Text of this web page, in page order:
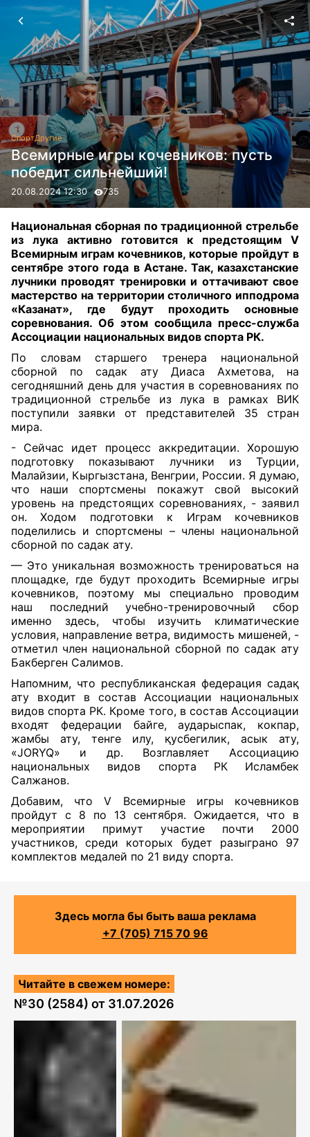
СпортДругие
Всемирные игры кочевников: пусть
победит сильнейший!
20.08.2024 12:30 735
Национальная сборная по традиционной стрельбе
из лука активно готовится к предстоящим V
Всемирным играм кочевников, которые пройдут в
сентябре этого года в Астане. Так, казахстанские
лучники проводят тренировки и оттачивают свое
мастерство на территории столичного ипподрома
«Казанат», где будут проходить основные
соревнования. Об этом сообщила пресс-служба
Ассоциации национальных видов спорта РК.
По словам старшего тренера национальной
сборной по садак ату Диаса Ахметова, на
сегодняшний день для участия в соревнованиях по
традиционной стрельбе из лука в рамках ВИК
поступили заявки от представителей 35 стран
мира.
- Сейчас идет процесс аккредитации. Хорошую
подготовку показывают лучники из Турции,
Малайзии, Кыргызстана, Венгрии, России. Я думаю,
что наши спортсмены покажут свой высокий
уровень на предстоящих соревнованиях, - заявил
он. Ходом подготовки к Играм кочевников
поделились и спортсмены – члены национальной
сборной по садак ату.
— Это уникальная возможность тренироваться на
площадке, где будут проходить Всемирные игры
кочевников, поэтому мы специально проводим
наш последний учебно-тренировочный сбор
именно здесь, чтобы изучить климатические
условия, направление ветра, видимость мишеней, -
отметил член национальной сборной по садак ату
Бакберген Салимов.
Напомним, что республиканская федерация садақ
ату входит в состав Ассоциации национальных
видов спорта РК. Кроме того, в состав Ассоциации
входят федерации байге, аударыспак, кокпар,
жамбы ату, тенге илу, қусбегилик, асык ату,
«JORYQ» и др. Возглавляет Ассоциацию
национальных видов спорта РК Исламбек
Салжанов.
Добавим, что V Всемирные игры кочевников
пройдут с 8 по 13 сентября. Ожидается, что в
мероприятии примут участие почти 2000
участников, среди которых будет разыграно 97
комплектов медалей по 21 виду спорта.
Здесь могла бы быть ваша реклама
+7 (705) 715 70 96
Читайте в свежем номере:
№30 (2584) от 31.07.2026